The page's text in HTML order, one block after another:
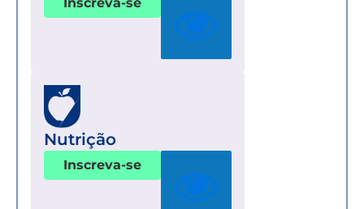
Nutrição
Inscreva-se